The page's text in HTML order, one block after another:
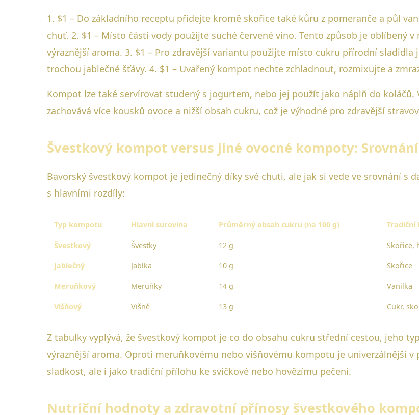
1. $1 – Do základního receptu přidejte kromě skořice také kůru z pomeranče a půl
chuť. 2. $1 – Místo části vody použijte suché červené víno. Tento způsob je oblíbený
výraznější aroma. 3. $1 – Pro zdravější variantu použijte místo cukru přírodní
trochou jablečné šťávy. 4. $1 – Uvařený kompot nechte zchladnout, rozmixujte a
Kompot lze také servírovat studený s jogurtem, nebo jej použít jako náplň do
zachovává více kousků ovoce a nižší obsah cukru, což je výhodné pro zdravější
Švestkový kompot versus jiné ovocné kompoty: Srovnání
Bavorský švestkový kompot je jedinečný díky své chuti, ale jak si vede ve srovnání s
s hlavními rozdíly:
Typ kompotu Hlavní surovina Průměrný obsah cukru (na 100 g) Tradiční
Švestkový Švestky 12 g Skořice,
Jablečný Jablka 10 g Skořice
Meruňkový Meruňky 14 g Vanilka
Višňový Višně 13 g Cukr,
Z tabulky vyplývá, že švestkový kompot je co do obsahu cukru střední cestou, jeho
výraznější aroma. Oproti meruňkovému nebo višňovému kompotu je univerzálnější
sladkost, ale i jako tradiční přílohu ke svíčkové nebo hovězímu pečeni.
Nutriční hodnoty a zdravotní přínosy švestkového